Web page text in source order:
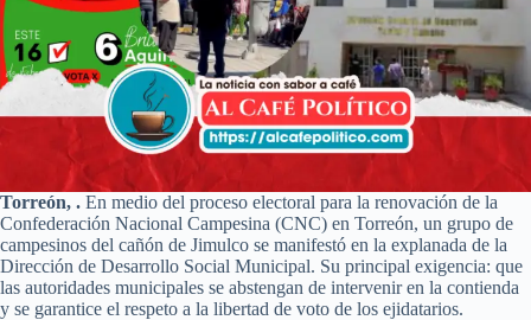
Torreón, . En medio del proceso electoral para la renovación de la
Confederación Nacional Campesina (CNC) en Torreón, un grupo de
campesinos del cañón de Jimulco se manifestó en la explanada de la
Dirección de Desarrollo Social Municipal. Su principal exigencia: que
las autoridades municipales se abstengan de intervenir en la contienda
y se garantice el respeto a la libertad de voto de los ejidatarios.